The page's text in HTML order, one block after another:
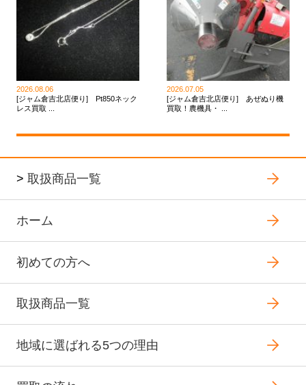
2026.08.06
[ジャム倉吉北店便り] Pt850ネック
レス買取 ...
2026.07.05
[ジャム倉吉北店便り] あぜぬり機
買取！農機具・ ...
> 取扱商品一覧
ホーム
初めての方へ
取扱商品一覧
地域に選ばれる5つの理由